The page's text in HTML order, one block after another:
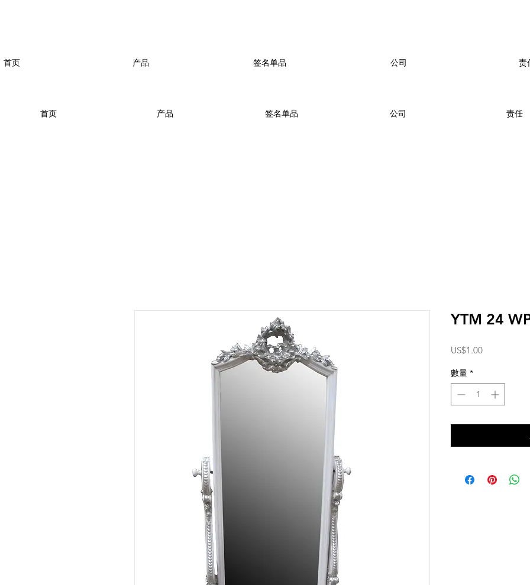
首页 产品 签名单品 公司 责任
首页 产品 签名单品 公司 责
YTM 24
US$1.00價
數量 *